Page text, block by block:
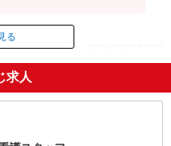
ID：AE0625535530
終了
る
求人